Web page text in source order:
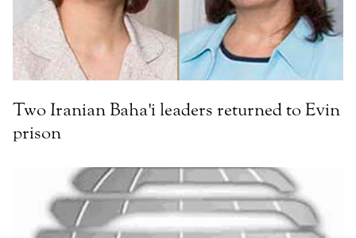
Two Iranian Baha'i leaders returned to Evin
prison